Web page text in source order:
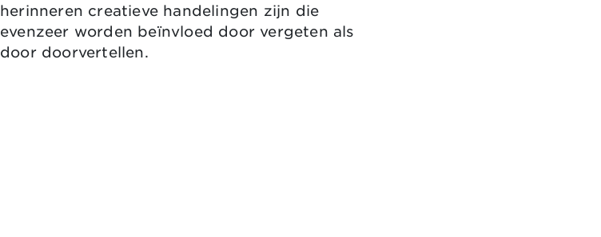
herinneren creatieve handelingen zijn die
evenzeer worden beïnvloed door vergeten als
door doorvertellen.